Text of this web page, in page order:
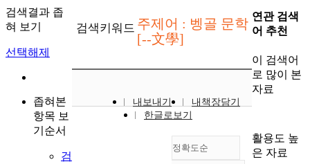
검색결과 좁
혀 보기
선택해제
좁혀본
항목 보
기순서
검
검색키워드 주제어 : 벵골 문학
[--文學]
내보내기
내책장담기
한글로보기
정확도순
연관 검색
어 추천
이 검색어
로 많이 본
자료
활용도 높
은 자료